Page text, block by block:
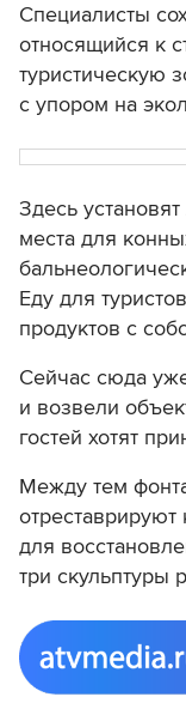
Специалисты
относящийся к
туристическую
с упором на
Здесь
места для
Еду для
продуктов с
Сейчас сюда
и возвели
гостей хотят
Между тем
отреставрируют
для
три